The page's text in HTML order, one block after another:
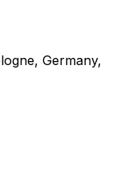
Germany,